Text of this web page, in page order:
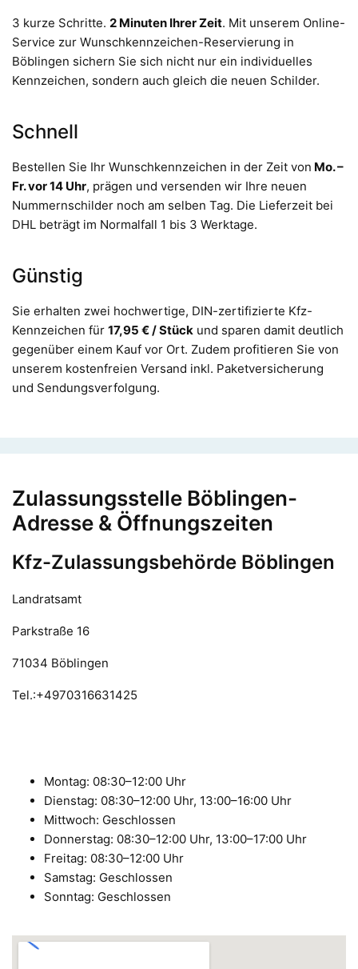
3 kurze Schritte. 2 Minuten Ihrer Zeit. Mit unserem Online-
Service zur Wunschkennzeichen-Reservierung in
Böblingen sichern Sie sich nicht nur ein individuelles
Kennzeichen, sondern auch gleich die neuen Schilder.
Schnell
Bestellen Sie Ihr Wunschkennzeichen in der Zeit von Mo. –
Fr. vor 14 Uhr, prägen und versenden wir Ihre neuen
Nummernschilder noch am selben Tag. Die Lieferzeit bei
DHL beträgt im Normalfall 1 bis 3 Werktage.
Günstig
Sie erhalten zwei hochwertige, DIN-zertifizierte Kfz-
Kennzeichen für 17,95 € / Stück und sparen damit deutlich
gegenüber einem Kauf vor Ort. Zudem profitieren Sie von
unserem kostenfreien Versand inkl. Paketversicherung
und Sendungsverfolgung.
Zulassungsstelle Böblingen-
Adresse & Öffnungszeiten
Kfz-Zulassungsbehörde Böblingen
Landratsamt
Parkstraße 16
71034 Böblingen
Tel.:+4970316631425
Montag: 08:30–12:00 Uhr
Dienstag: 08:30–12:00 Uhr, 13:00–16:00 Uhr
Mittwoch: Geschlossen
Donnerstag: 08:30–12:00 Uhr, 13:00–17:00 Uhr
Freitag: 08:30–12:00 Uhr
Samstag: Geschlossen
Sonntag: Geschlossen